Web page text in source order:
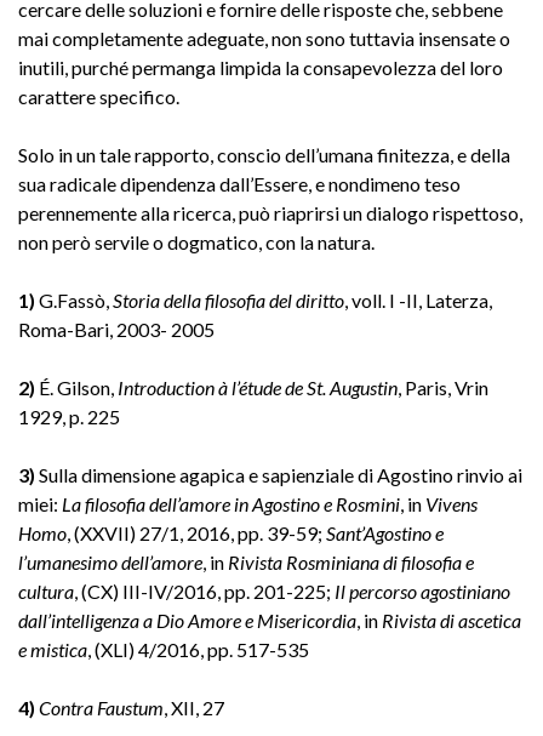
cercare delle soluzioni e fornire delle risposte che, sebbene
mai completamente adeguate, non sono tuttavia insensate o
inutili, purché permanga limpida la consapevolezza del loro
carattere specifico.
Solo in un tale rapporto, conscio dell’umana finitezza, e della
sua radicale dipendenza dall’Essere, e nondimeno teso
perennemente alla ricerca, può riaprirsi un dialogo rispettoso,
non però servile o dogmatico, con la natura.
1) G.Fassò, Storia della filosofia del diritto , voll. I -II, Laterza,
Roma-Bari, 2003- 2005
2) É. Gilson, Introduction à l’étude de St. Augustin , Paris, Vrin
1929, p. 225
3) Sulla dimensione agapica e sapienziale di Agostino rinvio ai
miei: La filosofia dell’amore in Agostino e Rosmini , in Vivens
Homo , (XXVII) 27/1, 2016, pp. 39-59; Sant’Agostino e
l’umanesimo dell’amore , in Rivista Rosminiana di filosofia e
cultura , (CX) III-IV/2016, pp. 201-225; Il percorso agostiniano
dall’intelligenza a Dio Amore e Misericordia , in Rivista di ascetica
e mistica , (XLI) 4/2016, pp. 517-535
4) Contra Faustum , XII, 27